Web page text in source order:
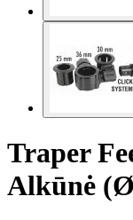
Traper
Alkūnė